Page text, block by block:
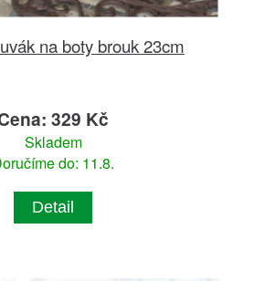
na boty brouk 23cm
329 Kč
Skladem
do: 11.8.
Detail